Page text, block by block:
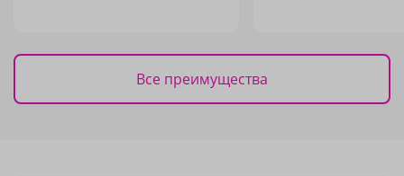
Все преимущества